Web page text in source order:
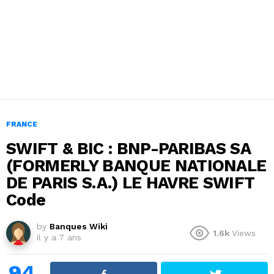
FRANCE
SWIFT & BIC : BNP-PARIBAS SA
(FORMERLY BANQUE NATIONALE
DE PARIS S.A.) LE HAVRE SWIFT
Code
by Banques Wiki
il y a 7 ans
1.6k Views